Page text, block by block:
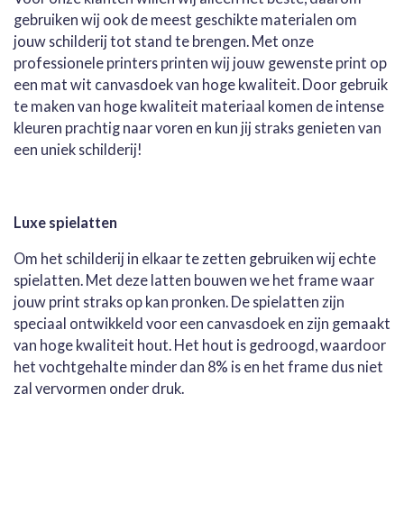
gebruiken wij ook de meest geschikte materialen om
jouw schilderij tot stand te brengen. Met onze
professionele printers printen wij jouw gewenste print op
een mat wit canvasdoek van hoge kwaliteit. Door gebruik
te maken van hoge kwaliteit materiaal komen de intense
kleuren prachtig naar voren en kun jij straks genieten van
een uniek schilderij!
Luxe spielatten
Om het schilderij in elkaar te zetten gebruiken wij echte
spielatten. Met deze latten bouwen we het frame waar
jouw print straks op kan pronken. De spielatten zijn
speciaal ontwikkeld voor een canvasdoek en zijn gemaakt
van hoge kwaliteit hout. Het hout is gedroogd, waardoor
het vochtgehalte minder dan 8% is en het frame dus niet
zal vervormen onder druk.